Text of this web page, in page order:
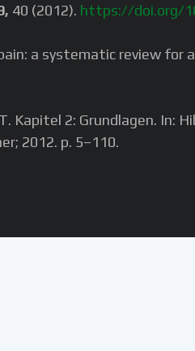
40 (2012). https://doi.org/
a systematic review for
Kapitel 2: Grundlagen.
2012. p. 5–110.